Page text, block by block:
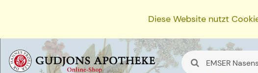
Diese Website nutzt